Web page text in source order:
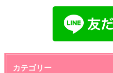
カテゴリー